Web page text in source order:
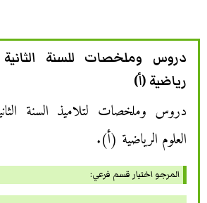
دروس وملخصات للسنة الثانية
رياضية (أ)
دروس وملخصات لتلاميذ السنة
العلوم الرياضية (أ).
المرجو اختيار قسم فرعي: